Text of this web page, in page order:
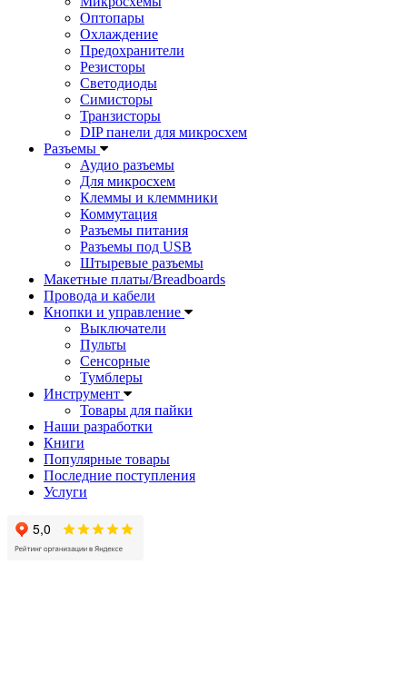
Оптопары
Охлаждение
Предохранители
Резисторы
Светодиоды
Симисторы
Транзисторы
DIP панели для микросхем
Разъемы
Аудио разъемы
Для микросхем
Клеммы и клеммники
Коммутация
Разъемы питания
Разъемы под USB
Штыревые разъемы
Макетные платы/Breadboards
Провода и кабели
Кнопки и управление
Выключатели
Пульты
Сенсорные
Тумблеры
Инструмент
Товары для пайки
Наши разработки
Книги
Популярные товары
Последние поступления
Услуги